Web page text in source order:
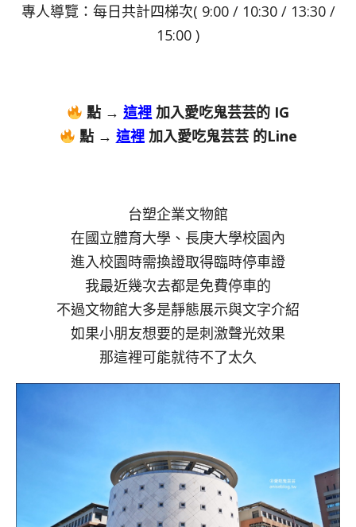
專人導覽：每日共計四梯次( 9:00 / 10:30 / 13:30 /
15:00 )
點 →這裡 加入愛吃鬼芸芸的 IG
點 → 這裡加入愛吃鬼芸芸 的Line
台塑企業文物館
在國立體育大學、長庚大學校園內
進入校園時需換證取得臨時停車證
我最近幾次去都是免費停車的
不過文物館大多是靜態展示與文字介紹
如果小朋友想要的是刺激聲光效果
那這裡可能就待不了太久